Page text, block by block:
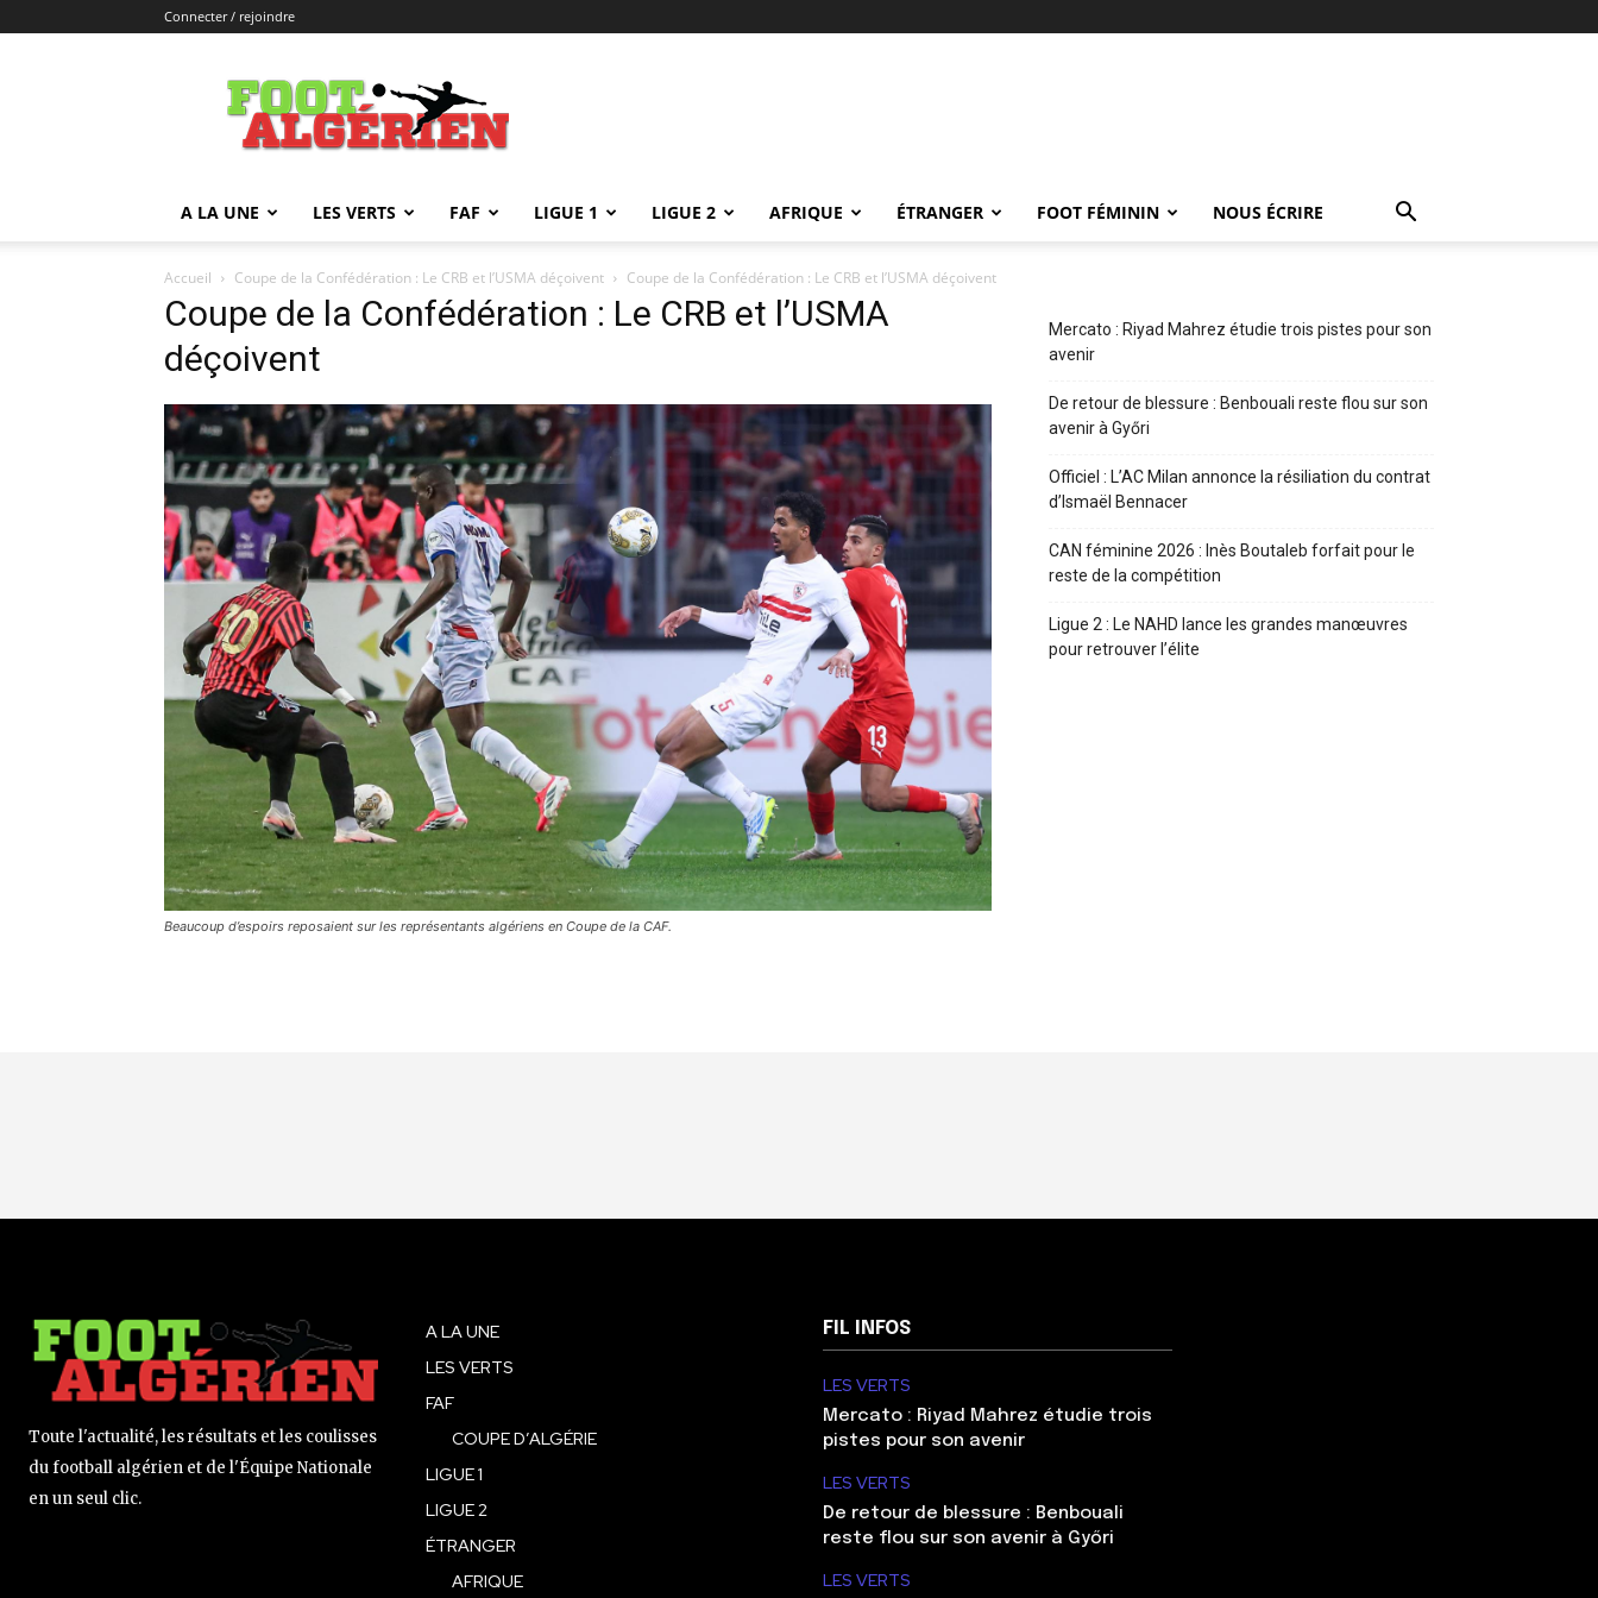
Connecter / rejoindre
FOOTALGERIEN
A LA UNE LES VERTS FAF LIGUE 1 LIGUE 2 AFRIQUE ÉTRANGER FOOT FÉMININ NOUS ÉCRIRE
Accueil Coupe de la Confédération : Le CRB et l’USMA déçoivent Coupe de la Confédération : Le CRB et l’USMA déçoivent
Coupe de la Confédération : Le CRB et l’USMA
déçoivent
Beaucoup d’espoirs reposaient sur les représentants algériens en Coupe de la CAF.
Mercato : Riyad Mahrez étudie trois pistes pour son
avenir
De retour de blessure : Benbouali reste flou sur son
avenir à Győri
Officiel : L’AC Milan annonce la résiliation du contrat
d’Ismaël Bennacer
CAN féminine 2026 : Inès Boutaleb forfait pour le
reste de la compétition
Ligue 2 : Le NAHD lance les grandes manœuvres
pour retrouver l’élite
Toute l'actualité, les résultats et les coulisses
du football algérien et de l'Équipe Nationale
en un seul clic.
A LA UNE
LES VERTS
FAF
COUPE D’ALGÉRIE
LIGUE 1
LIGUE 2
ÉTRANGER
AFRIQUE
FIL INFOS
LES VERTS
Mercato : Riyad Mahrez étudie trois
pistes pour son avenir
LES VERTS
De retour de blessure : Benbouali
reste flou sur son avenir à Győri
LES VERTS